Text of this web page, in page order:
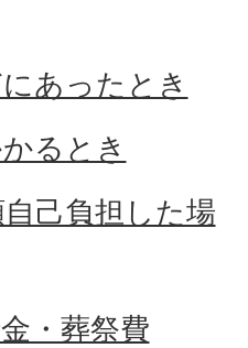
あったとき
るとき
己負担した場
・葬祭費